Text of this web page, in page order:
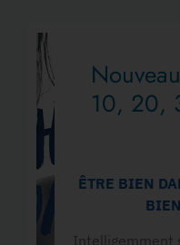
10, 20,
ÊTRE BIEN
Intelligemment